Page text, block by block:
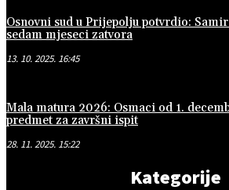
Osnovni sud u Prijepolju potvrdio:
sedam mjeseci zatvora
13. 10. 2025. 16:45
Mala matura 2026: Osmaci od 1.
predmet za završni ispit
28. 11. 2025. 15:22
Kategorije